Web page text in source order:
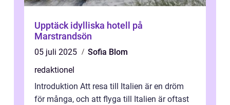
Upptäck idylliska hotell på
Marstrandsön
05 juli 2025
Sofia Blom
redaktionel
Introduktion Att resa till Italien är en dröm
för många, och att flyga till Italien är oftast